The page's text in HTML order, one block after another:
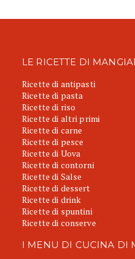
LE RICETTE DI
Ricette di antipasti
Ricette di pasta
Ricette di riso
Ricette di altri primi
Ricette di carne
Ricette di pesce
Ricette di Uova
Ricette di contorni
Ricette di Salse
Ricette di dessert
Ricette di drink
Ricette di spuntini
Ricette di conserve
I MENU DI CUCINA DI